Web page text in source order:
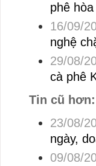
phê
16/09/
nghệ
29/08/
cà phê
Tin cũ hơn:
23/08/
ngày,
09/08/